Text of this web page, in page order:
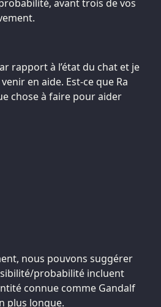
avant trois de vos
rapport à l’état du chat et je
en aide. Est-ce que Ra
chose à faire pour aider
nous pouvons suggérer
probabilité incluent
connue comme Gandalf
plus longue.